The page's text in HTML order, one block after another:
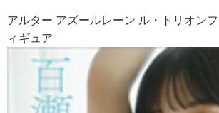
アルター アズールレーン ル・トリオン
ィギュア